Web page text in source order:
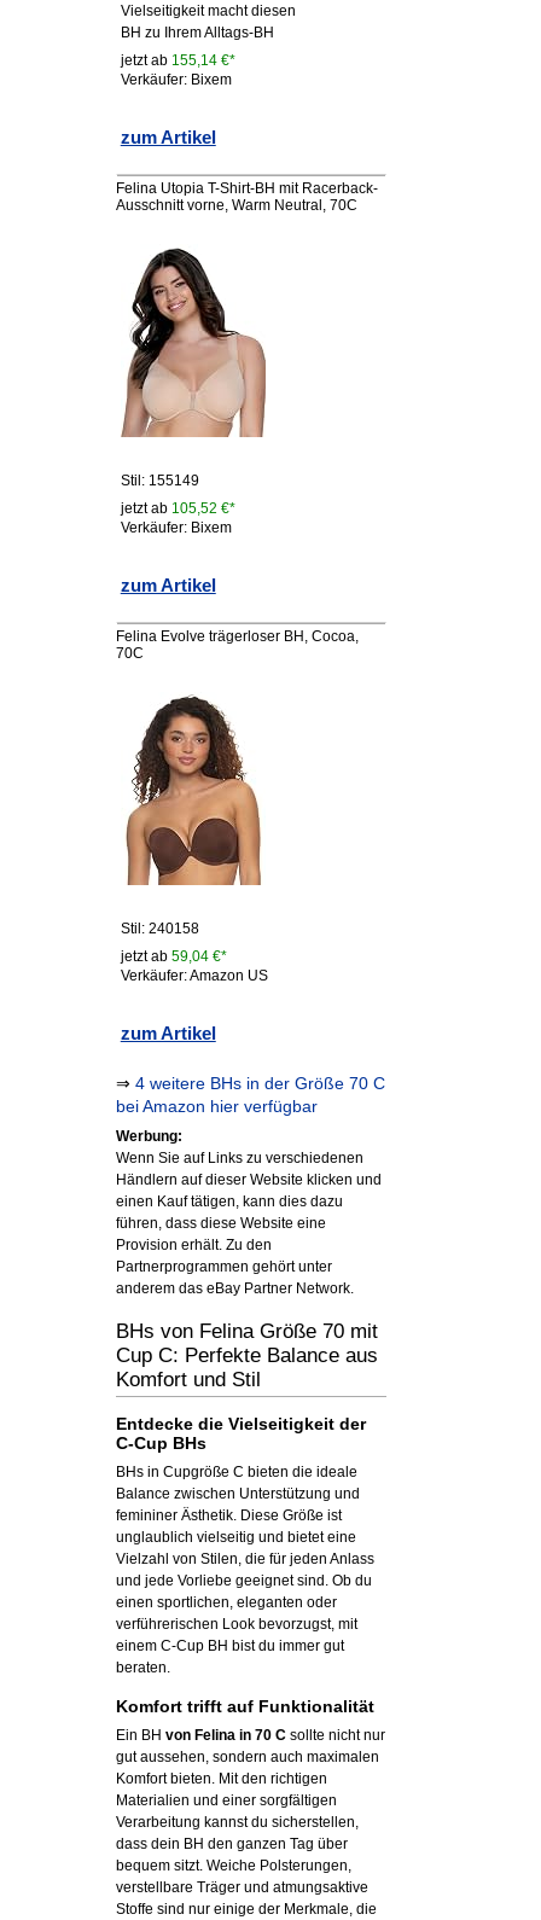
Vielseitigkeit macht diesen
BH zu Ihrem Alltags-BH
jetzt ab 155,14 €*
Verkäufer: Bixem
zum Artikel
Felina Utopia T-Shirt-BH mit Racerback-
Ausschnitt vorne, Warm Neutral, 70C
Stil: 155149
jetzt ab 105,52 €*
Verkäufer: Bixem
zum Artikel
Felina Evolve trägerloser BH, Cocoa,
70C
Stil: 240158
jetzt ab 59,04 €*
Verkäufer: Amazon US
zum Artikel
⇒ 4 weitere BHs in der Größe 70 C
bei Amazon hier verfügbar
Werbung:
Wenn Sie auf Links zu verschiedenen
Händlern auf dieser Website klicken und
einen Kauf tätigen, kann dies dazu
führen, dass diese Website eine
Provision erhält. Zu den
Partnerprogrammen gehört unter
anderem das eBay Partner Network.
BHs von Felina Größe 70 mit
Cup C: Perfekte Balance aus
Komfort und Stil
Entdecke die Vielseitigkeit der
C-Cup BHs
BHs in Cupgröße C bieten die ideale
Balance zwischen Unterstützung und
femininer Ästhetik. Diese Größe ist
unglaublich vielseitig und bietet eine
Vielzahl von Stilen, die für jeden Anlass
und jede Vorliebe geeignet sind. Ob du
einen sportlichen, eleganten oder
verführerischen Look bevorzugst, mit
einem C-Cup BH bist du immer gut
beraten.
Komfort trifft auf Funktionalität
Ein BH von Felina in 70 Csollte nicht nur
gut aussehen, sondern auch maximalen
Komfort bieten. Mit den richtigen
Materialien und einer sorgfältigen
Verarbeitung kannst du sicherstellen,
dass dein BH den ganzen Tag über
bequem sitzt. Weiche Polsterungen,
verstellbare Träger und atmungsaktive
Stoffe sind nur einige der Merkmale, die